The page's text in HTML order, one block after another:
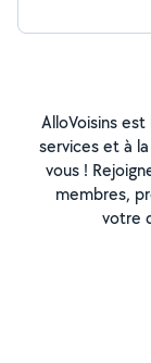
AlloVoisins
services et à
vous !
membres,
votre